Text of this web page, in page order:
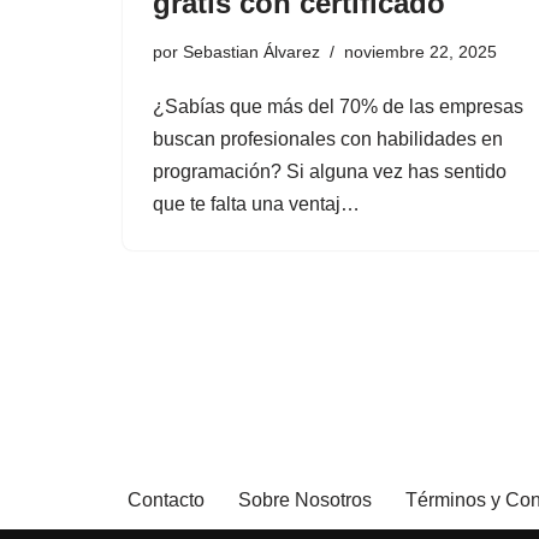
por Sebastian Álvarez noviembre 22, 2025
¿Sabías que más del 70% de las empresas
buscan profesionales con habilidades en
programación? Si alguna vez has sentido
que te falta una ventaj…
Contacto Sobre Nosotros Términos y